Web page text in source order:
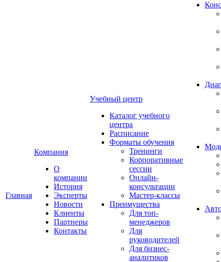
Главная
Компания
О
компании
История
Эксперты
Новости
Клиенты
Партнеры
Контакты
Учебный центр
Каталог учебного
центра
Расписание
Форматы обучения
Тренинги
Корпоративные
сессии
Онлайн-
консультации
Мастер-классы
Преимущества
Для топ-
менеджеров
Для
руководителей
Для бизнес-
аналитиков